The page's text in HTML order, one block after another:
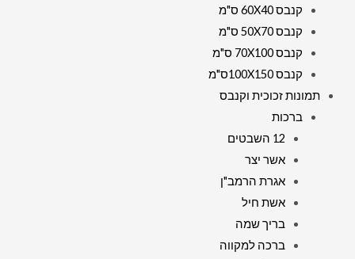
קנבס 60X40 ס"מ
קנבס 50X70 ס"מ
קנבס 70X100 ס"מ
קנבס 100X150ס"מ
תמונות זכוכית וקנבס
ברכות
12 השבטים
אשר יצר
אגרת הרמב"ן
אשת חיל
בריך שמה
ברכה למקווה